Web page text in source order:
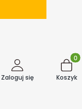
Zaloguj się Koszyk